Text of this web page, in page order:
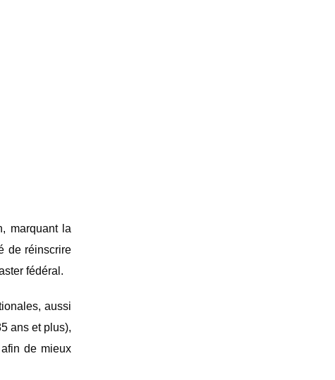
marquant la
de réinscrire
fédéral.
aussi
ans et plus),
de mieux